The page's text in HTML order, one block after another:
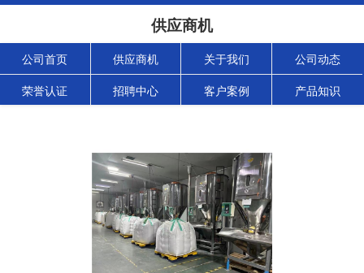
供应商机
公司首页 供应商机 关于我们 公司动态
荣誉认证 招聘中心 客户案例 产品知识